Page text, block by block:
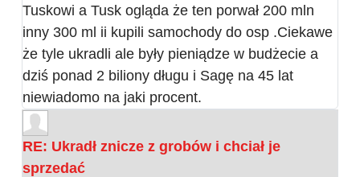
Tuskowi a Tusk ogląda że ten porwał 200 mln
inny 300 ml ii kupili samochody do osp .Ciekawe
że tyle ukradli ale były pieniądze w budżecie a
dziś ponad 2 biliony długu i Sagę na 45 lat
niewiadomo na jaki procent.
RE: Ukradł znicze z grobów i chciał je
sprzedać